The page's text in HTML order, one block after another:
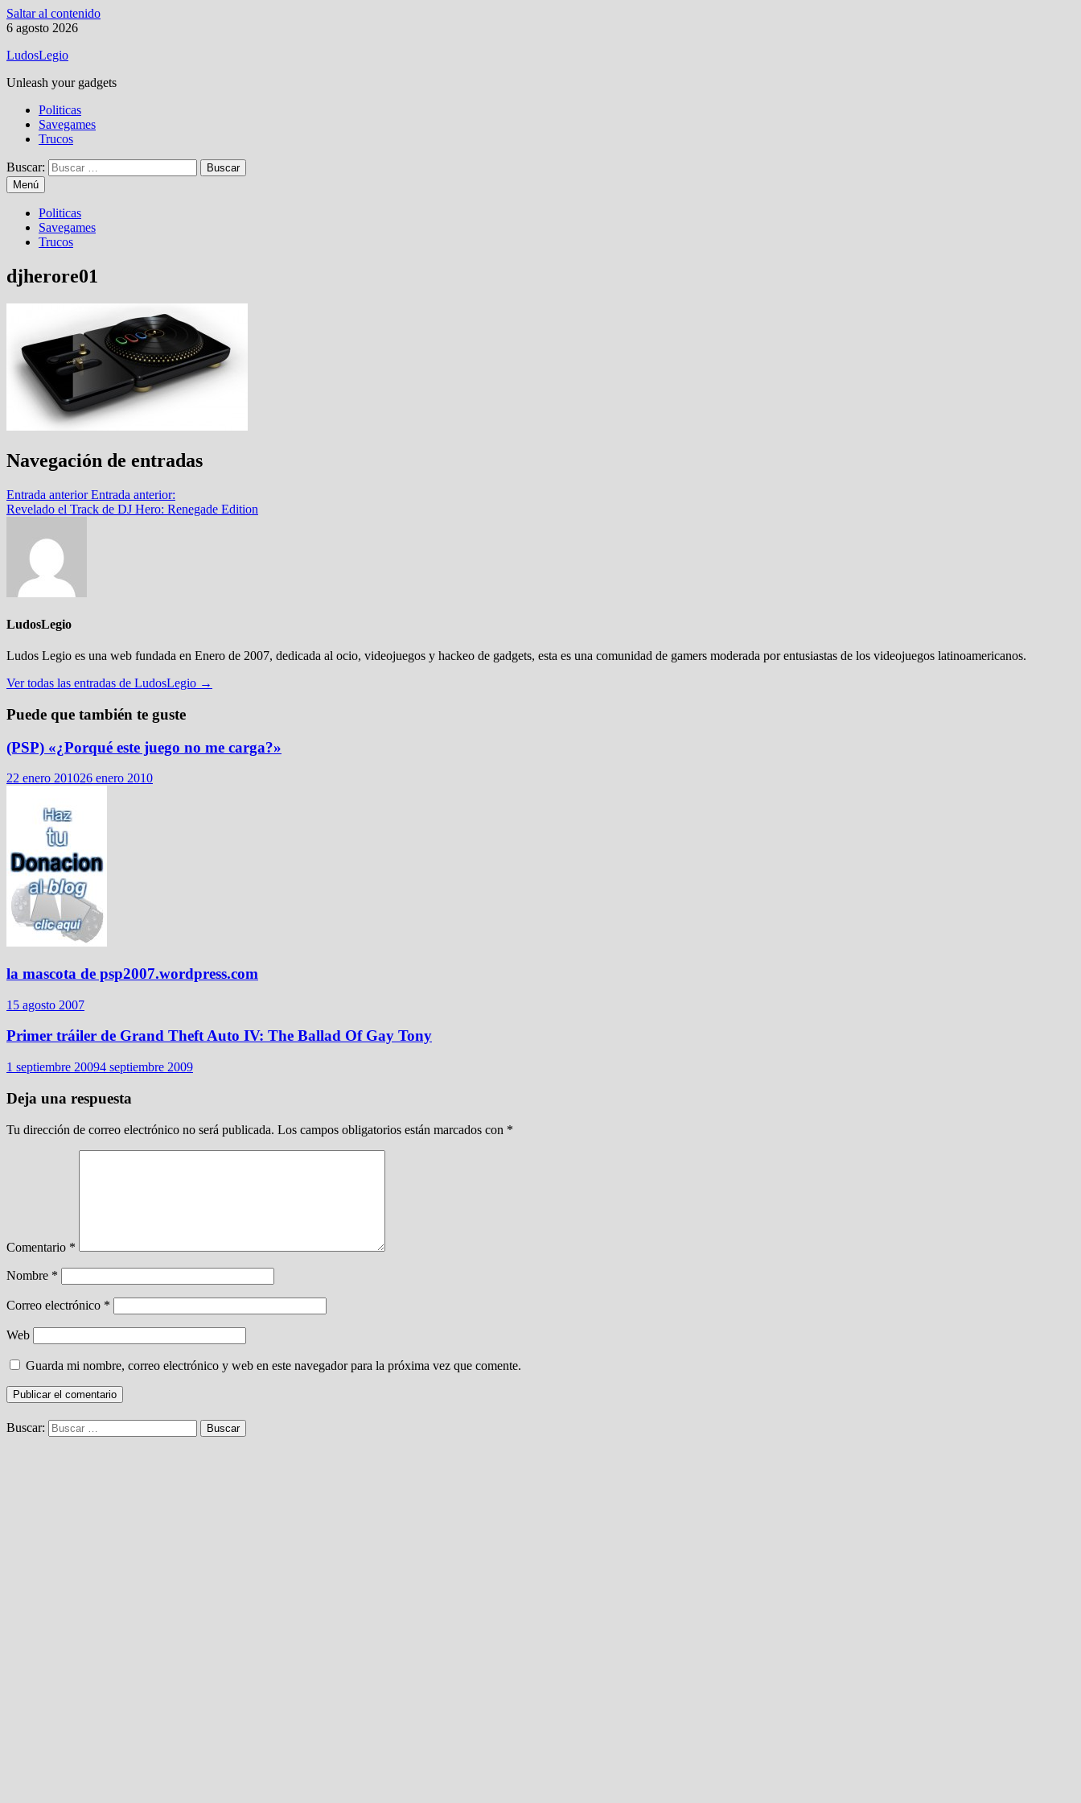
Saltar al contenido
6 agosto 2026
LudosLegio
Unleash your gadgets
Politicas
Savegames
Trucos
Buscar:
Menú
Politicas
Savegames
Trucos
djherore01
Navegación de entradas
Entrada anterior Entrada anterior:
Revelado el Track de DJ Hero: Renegade Edition
LudosLegio
Ludos Legio es una web fundada en Enero de 2007, dedicada al ocio, videojuegos y hackeo de gadgets, esta es una comunidad de gamers moderada por entusiastas de los videojuegos latinoamericanos.
Ver todas las entradas de LudosLegio →
Puede que también te guste
(PSP) «¿Porqué este juego no me carga?»
22 enero 201026 enero 2010
la mascota de psp2007.wordpress.com
15 agosto 2007
Primer tráiler de Grand Theft Auto IV: The Ballad Of Gay Tony
1 septiembre 20094 septiembre 2009
Deja una respuesta
Tu dirección de correo electrónico no será publicada. Los campos obligatorios están marcados con *
Comentario *
Nombre *
Correo electrónico *
Web
Guarda mi nombre, correo electrónico y web en este navegador para la próxima vez que comente.
Buscar: